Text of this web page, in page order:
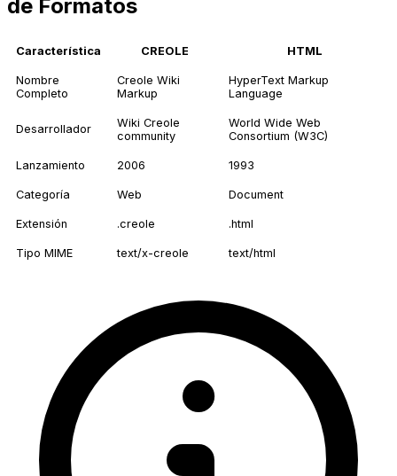
de Formatos
Característica CREOLE HTML
Nombre
Completo
Creole Wiki
Markup
HyperText Markup
Language
Desarrollador
Wiki Creole
community
World Wide Web
Consortium (W3C)
Lanzamiento 2006 1993
Categoría Web Document
Extensión .creole .html
Tipo MIME text/x-creole text/html